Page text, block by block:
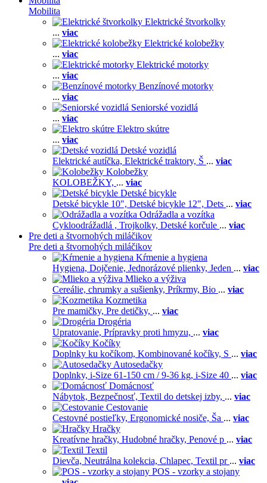
Mobilita
Elektrické štvorkolky
... viac
Elektrické kolobežky
... viac
Elektrické motorky
... viac
Benzínové motorky
... viac
Seniorské vozidlá
... viac
Elektro skútre
... viac
Detské vozidlá
Elektrické autíčka, Elektrické traktory, Š ... viac
Kolobežky
KOLOBEŽKY, ... viac
Detské bicykle
Detské bicykle 10", Detské bicykle 12", Dets ... viac
Odrážadla a vozítka
Cykloodrážadlá , Trojkolky, Detské korčule ... viac
Pre deti a štvornohých miláčikov
Pre deti a štvornohých miláčikov
Kŕmenie a hygiena
Hygiena, Dojčenie, Jednorázové plienky, Jeden ... viac
Mlieko a výživa
Cereálie, chrumky a sušienky, Príkrmy, Bio ... viac
Kozmetika
Pre mamičky, Pre detičky, ... viac
Drogéria
Upratovanie, Prípravky proti hmyzu, ... viac
Kočíky
Doplnky ku kočíkom, Kombinované kočíky, S ... viac
Autosedačky
Doplnky, i-Size 61-150 cm / 9-36 kg, i-Size 40 ... viac
Domácnosť
Nábytok, Bezpečnosť, Textil do detskej izby, ... viac
Cestovanie
Cestovné postieľky, Ergonomické nosiče, Ša ... viac
Hračky
Kreatívne hračky, Hudobné hračky, Penové p ... viac
Textil
Dievča, Neutrálna kolekcia, Chlapec, Textil pr ... viac
POS - vzorky a stojany